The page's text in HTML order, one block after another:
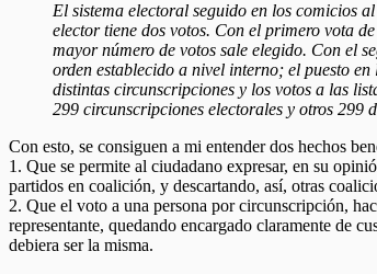
El sistema electoral seguido en los comicios
elector tiene dos votos. Con el primero vota
mayor número de votos sale elegido. Con el
orden establecido a nivel interno; el puesto
distintas circunscripciones y los votos a las
299 circunscripciones electorales y otros 299
Con esto, se consiguen a mi entender dos hechos
1. Que se permite al ciudadano expresar, en su
partidos en coalición, y descartando, así, otras
2. Que el voto a una persona por circunscripción,
representante, quedando encargado claramente de
debiera ser la misma.